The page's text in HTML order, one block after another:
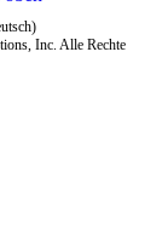
Inc. Alle Rechte